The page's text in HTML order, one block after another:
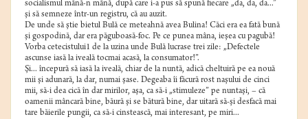
socialismul mână-n mână, după care i-a pus să spună fiecare „da, da, da...”
şi să semneze într-un registru, că au auzit.
De unde să ştie bietul Bulă ce meteahnă avea Bulina! Căci era ea fată bună
şi gospodină, dar era păguboasă-foc. Pe ce punea mâna, ieşea cu pagubă!
Vorba cetecistului1 de la uzina unde Bulă lucrase trei zile: „Defectele
ascunse iasă la iveală tocmai acasă, la consumator!”.
Şi... începură să iasă la iveală, chiar de la nuntă, adică cheltuiră pe ea nouă
mii şi adunară, la dar, numai şase. Degeaba îi făcură rost naşului de cinci
mii, să-i dea cică în dar mirilor, aşa, ca să-i „stimuleze” pe nuntaşi, – că
oamenii mâncară bine, băură şi se bătură bine, dar uitară să-şi desfacă mai
tare băierile pungii, ca să-i cinstească, mai interesant, pe miri...